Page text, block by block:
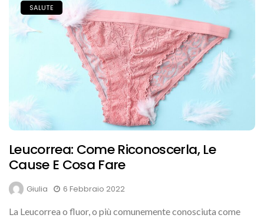
SALUTE
Leucorrea: Come Riconoscerla, Le
Cause E Cosa Fare
Giulia
6 Febbraio 2022
La Leucorrea o fluor, o più comunemente conosciuta come